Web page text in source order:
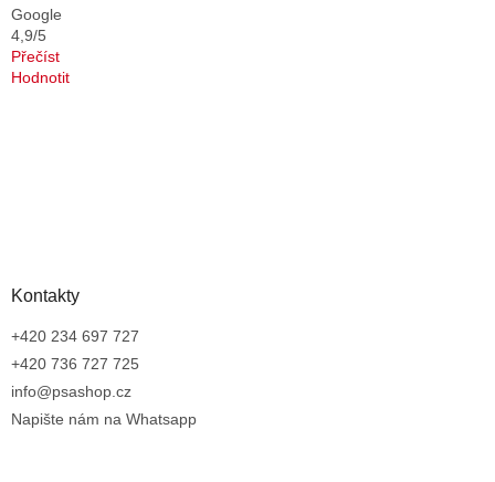
Google
4,9/5
Přečíst
Hodnotit
Kontakty
+420 234 697 727
+420 736 727 725
info@psashop.cz
Napište nám na Whatsapp